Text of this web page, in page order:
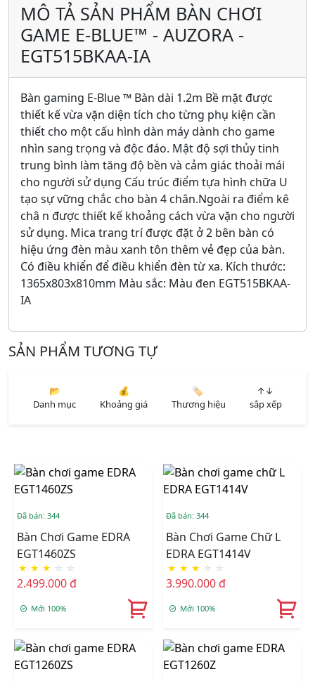
MÔ TẢ SẢN PHẨM BÀN CHƠI
GAME E-BLUE™ - AUZORA -
EGT515BKAA-IA
Bàn gaming E-Blue ™ Bàn dài 1.2m Bề mặt được
thiết kế vừa vặn diện tích cho từng phụ kiện cần
thiết cho một cấu hình dàn máy dành cho game
nhìn sang trọng và độc đáo. Mật độ sợi thủy tinh
trung bình làm tăng độ bền và cảm giác thoải mái
cho người sử dụng Cấu trúc điểm tựa hình chữa U
tạo sự vững chắc cho bàn 4 chân.Ngoài ra điểm kê
châ n được thiết kế khoảng cách vừa vặn cho người
sử dụng. Mica trang trí được đặt ở 2 bên bàn có
hiệu ứng đèn màu xanh tôn thêm vẻ đẹp của bàn.
Có điều khiển để điều khiển đèn từ xa. Kích thước:
1365x803x810mm Màu sắc: Màu đen EGT515BKAA-
IA
SẢN PHẨM TƯƠNG TỰ
📂
Danh mục
💰
Khoảng giá
🏷️
Thương hiệu
↑↓
sắp xếp
Đã bán: 344
Bàn Chơi Game EDRA
EGT1460ZS
★ ★ ★ ☆ ☆
2.499.000 đ
Mới 100%
Đã bán: 344
Bàn Chơi Game Chữ L
EDRA EGT1414V
★ ★ ★ ☆ ☆
3.990.000 đ
Mới 100%